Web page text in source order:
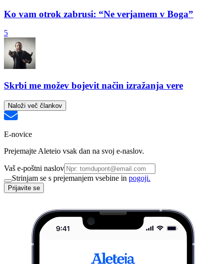
Ko vam otrok zabrusi: “Ne verjamem v Boga”
5
Skrbi me možev bojevit način izražanja vere
Naloži več člankov
E-novice
Prejemajte Aleteio vsak dan na svoj e-naslov.
Vaš e-poštni naslov
Strinjam se s prejemanjem vsebine in pogoji.
Prijavite se